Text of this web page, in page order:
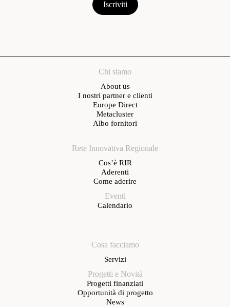
Chi siamo
About us
I nostri partner e clienti
Europe Direct
Metacluster
Albo fornitori
Rete Innovativa Regionale
Cos’è RIR
Aderenti
Come aderire
Eventi
Calendario
Cosa facciamo
Servizi
Progetti e Novità
Progetti finanziati
Opportunità di progetto
News